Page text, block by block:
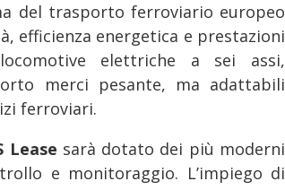
del trasporto ferroviario europeo
efficienza energetica e prestazioni
elettriche a sei assi,
merci pesante, ma adattabili
ferroviari.
Lease sarà dotato dei più moderni
e monitoraggio. L’impiego di